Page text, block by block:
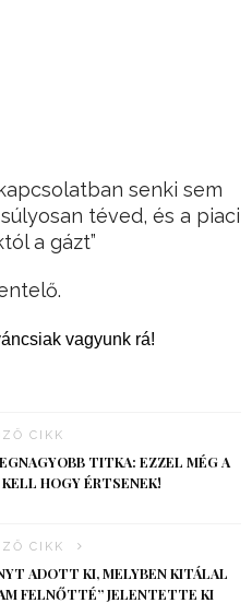
senki sem
téved, és a piaci
a gázt”
vagyunk rá!
CIKK
TITKA: EZZEL MÉG A
HOGY ÉRTSENEK!
CIKK
ADOTT KI, MELYBEN KITÁLAL
FELNŐTTÉ” JELENTETTE KI